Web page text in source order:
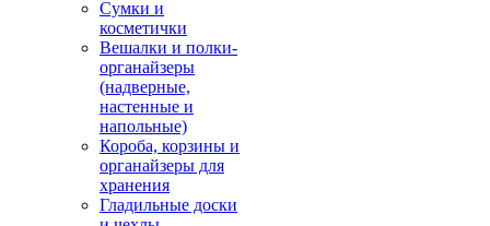
Сумки и
косметички
Вешалки и полки-
органайзеры
(надверные,
настенные и
напольные)
Короба, корзины и
органайзеры для
хранения
Гладильные доски